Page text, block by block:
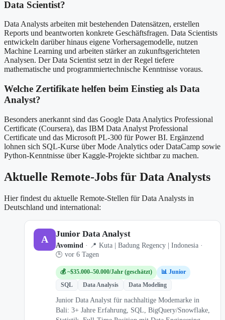
Data Scientist?
Data Analysts arbeiten mit bestehenden Datensätzen, erstellen
Reports und beantworten konkrete Geschäftsfragen. Data Scientists
entwickeln darüber hinaus eigene Vorhersagemodelle, nutzen
Machine Learning und arbeiten stärker an zukunftsgerichteten
Analysen. Der Data Scientist setzt in der Regel tiefere
mathematische und programmiertechnische Kenntnisse voraus.
Welche Zertifikate helfen beim Einstieg als Data
Analyst?
Besonders anerkannt sind das Google Data Analytics Professional
Certificate (Coursera), das IBM Data Analyst Professional
Certificate und das Microsoft PL-300 für Power BI. Ergänzend
lohnen sich SQL-Kurse über Mode Analytics oder DataCamp sowie
Python-Kenntnisse über Kaggle-Projekte sichtbar zu machen.
Aktuelle Remote-Jobs für Data Analysts
Hier findest du aktuelle Remote-Stellen für Data Analysts in
Deutschland und international:
A Junior Data Analyst
Avomind · 📍 Kuta | Badung Regency | Indonesia ·
🕒 vor 6 Tagen
💰 ~$35.000–50.000/Jahr (geschätzt)
📊 Junior
SQL
Data Analysis Data Modeling
Junior Data Analyst für nachhaltige Modemarke in
Bali: 3+ Jahre Erfahrung, SQL, BigQuery/Snowflake,